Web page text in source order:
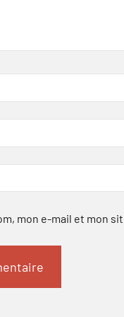
mon e-mail et mon